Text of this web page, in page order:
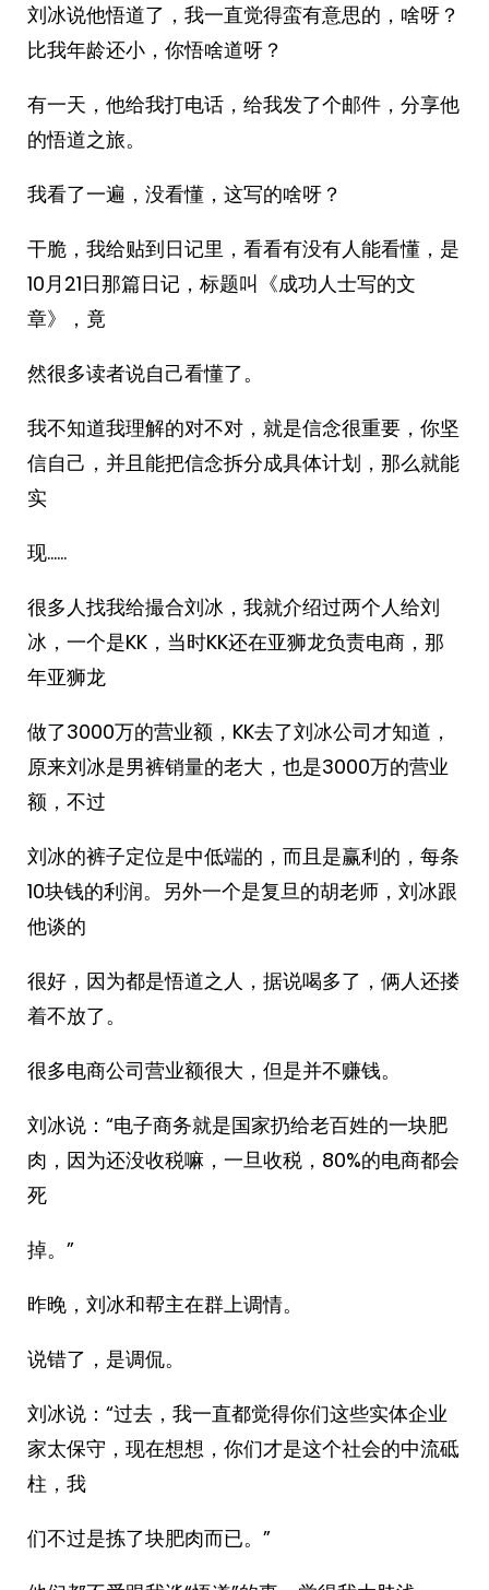
刘冰说他悟道了，我一直觉得蛮有意思的，啥呀？
比我年龄还小，你悟啥道呀？
有一天，他给我打电话，给我发了个邮件，分享他
的悟道之旅。
我看了一遍，没看懂，这写的啥呀？
干脆，我给贴到日记里，看看有没有人能看懂，是
10月21日那篇日记，标题叫《成功人士写的文
章》，竟
然很多读者说自己看懂了。
我不知道我理解的对不对，就是信念很重要，你坚
信自己，并且能把信念拆分成具体计划，那么就能
实
现……
很多人找我给撮合刘冰，我就介绍过两个人给刘
冰，一个是KK，当时KK还在亚狮龙负责电商，那
年亚狮龙
做了3000万的营业额，KK去了刘冰公司才知道，
原来刘冰是男裤销量的老大，也是3000万的营业
额，不过
刘冰的裤子定位是中低端的，而且是赢利的，每条
10块钱的利润。另外一个是复旦的胡老师，刘冰跟
他谈的
很好，因为都是悟道之人，据说喝多了，俩人还搂
着不放了。
很多电商公司营业额很大，但是并不赚钱。
刘冰说：“电子商务就是国家扔给老百姓的一块肥
肉，因为还没收税嘛，一旦收税，80%的电商都会
死
掉。”
昨晚，刘冰和帮主在群上调情。
说错了，是调侃。
刘冰说：“过去，我一直都觉得你们这些实体企业
家太保守，现在想想，你们才是这个社会的中流砥
柱，我
们不过是拣了块肥肉而已。”